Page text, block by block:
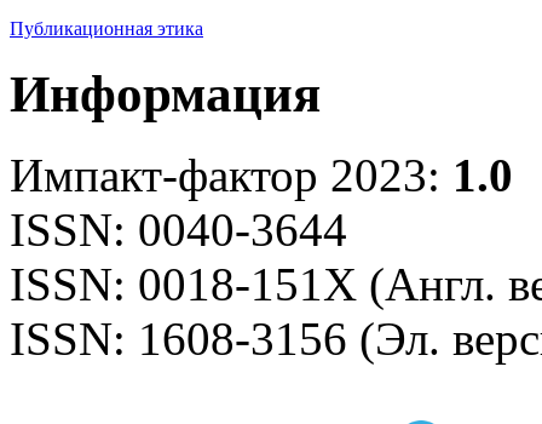
Публикационная этика
Информация
Импакт-фактор 2023: 1.0
ISSN: 0040-3644
ISSN: 0018-151X (Англ.
ISSN: 1608-3156 (Эл.